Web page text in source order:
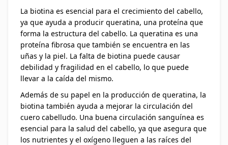
La biotina es esencial para el crecimiento del cabello,
ya que ayuda a producir queratina, una proteína que
forma la estructura del cabello. La queratina es una
proteína fibrosa que también se encuentra en las
uñas y la piel. La falta de biotina puede causar
debilidad y fragilidad en el cabello, lo que puede
llevar a la caída del mismo.
Además de su papel en la producción de queratina, la
biotina también ayuda a mejorar la circulación del
cuero cabelludo. Una buena circulación sanguínea es
esencial para la salud del cabello, ya que asegura que
los nutrientes y el oxígeno lleguen a las raíces del